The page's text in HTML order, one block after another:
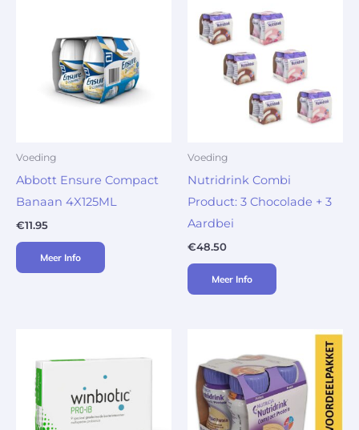
Voeding
Abbott Ensure Compact
Banaan 4X125ML
€11.95
Meer Info
Voeding
Nutridrink Combi
Product: 3 Chocolade + 3
Aardbei
€48.50
Meer Info